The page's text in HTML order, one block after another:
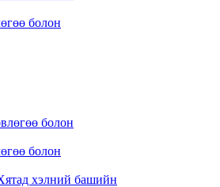
болон
болон
хэлний башийн